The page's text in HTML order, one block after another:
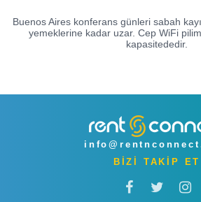
Buenos Aires konferans günleri sabah
yemeklerine kadar uzar. Cep WiFi
kapasitededir.
BİZİ TAKİP ET